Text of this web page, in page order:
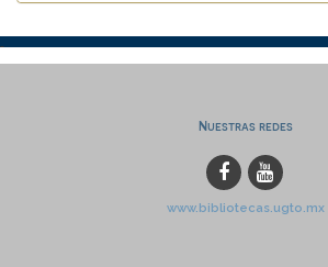
Nuestras redes
www.bibliotecas.ugto.mx